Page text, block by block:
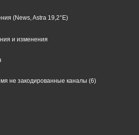
(News, Astra 19,2°E)
и изменения
не закодированные каналы (6)